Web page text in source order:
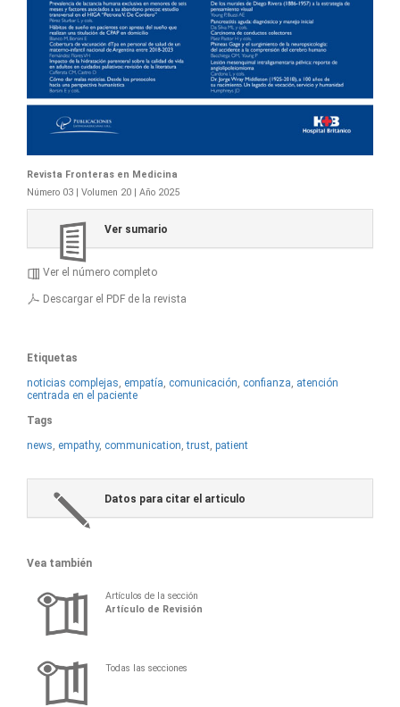
Revista Fronteras en Medicina
Número 03 | Volumen 20 | Año 2025
Ver sumario
Ver el número completo
Descargar el PDF de la revista
Etiquetas
noticias complejas empatía comunicación confianza atención
centrada en el paciente
Tags
news empathy, communication ,trust patient
Datos para citar el articulo
Vea también
Artículos de la sección
Artí­culo de Revisión
Todas las secciones